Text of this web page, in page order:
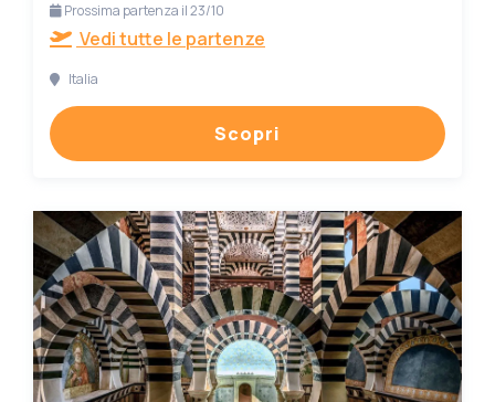
Prossima partenza il 23/10
Vedi tutte le partenze
Italia
Scopri